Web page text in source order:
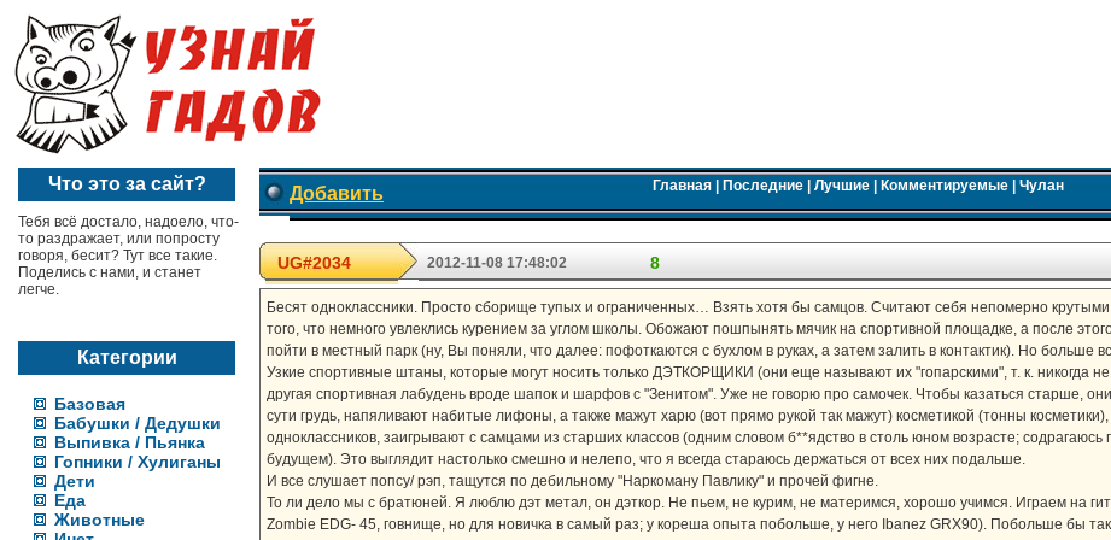
Что это за сайт?
Тебя всё достало, надоело, что-
то раздражает, или попросту
говоря, бесит? Тут все такие.
Поделись с нами, и станет
легче.
Категории
Базовая
Бабушки / Дедушки
Выпивка / Пьянка
Гопники / Хулиганы
Дети
Еда
Животные
Добавить Главная| Последние| Лучшие| Комментируемые| Чулан
UG#2034 2012-11-08 17:48:02 8
Бесят одноклассники. Просто сборище тупых и ограниченных… Взять хотя бы самцов. Считают себя непомерно
того, что немного увлеклись курением за углом школы. Обожают пошпынять мячик на спортивной площадке, а после
пойти в местный парк (ну, Вы поняли, что далее: пофоткаются с бухлом в руках, а затем залить в контактик). Но больше
Узкие спортивные штаны, которые могут носить только ДЭТКОРЩИКИ (они еще называют их "гопарскими", т. к. никогда
другая спортивная лабудень вроде шапок и шарфов с "Зенитом". Уже не говорю про самочек. Чтобы казаться старше,
сути грудь, напяливают набитые лифоны, а также мажут харю (вот прямо рукой так мажут) косметикой (тонны
одноклассников, заигрывают с самцами из старших классов (одним словом б**ядство в столь юном возрасте;
будущем). Это выглядит настолько смешно и нелепо, что я всегда стараюсь держаться от всех них подальше.
И все слушает попсу/ рэп, тащутся по дебильному "Наркоману Павлику" и прочей фигне.
То ли дело мы с братюней. Я люблю дэт метал, он дэткор. Не пьем, не курим, не материмся, хорошо учимся. Играем на
Zombie EDG- 45, говнище, но для новичка в самый раз; у кореша опыта побольше, у него Ibanez GRX90). Побольше бы